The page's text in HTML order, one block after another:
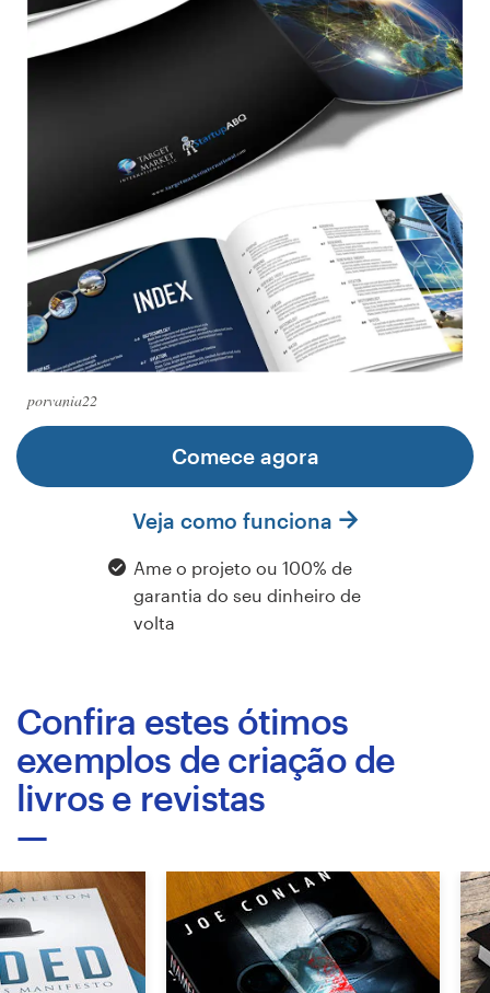
porvania22
Comece agora
Veja como funciona
Ame o projeto ou 100% de
garantia do seu dinheiro de
volta
Confira estes ótimos
exemplos de criação de
livros e revistas
Concursos de designs
Encontre um designer
Veja inspirações
99designs Studio
99designs Pro
Quero
um
design
Design de logotipos
Cartão de visita
Pesquisar todas as categorias
+1 877 834 4534
Central de Ajuda